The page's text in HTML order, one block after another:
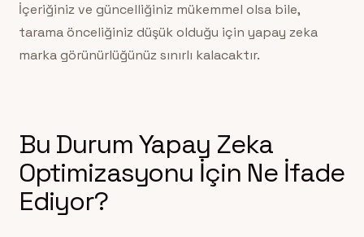
İçeriğiniz ve güncelliğiniz mükemmel olsa bile,
tarama önceliğiniz düşük olduğu için yapay zeka
marka görünürlüğünüz sınırlı kalacaktır.
Bu Durum Yapay Zeka
Optimizasyonu İçin Ne İfade
Ediyor?